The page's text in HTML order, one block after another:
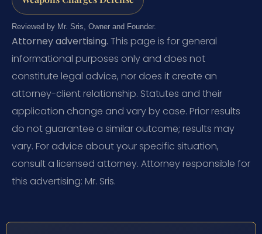
Reviewed by Mr. Sris, Owner and Founder.
Attorney advertising. This page is for general
informational purposes only and does not
constitute legal advice, nor does it create an
attorney-client relationship. Statutes and their
application change and vary by case. Prior results
do not guarantee a similar outcome; results may
vary. For advice about your specific situation,
consult a licensed attorney. Attorney responsible for
this advertising: Mr. Sris.